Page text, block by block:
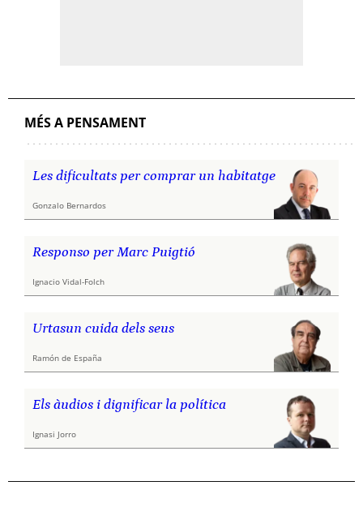
MÉS A PENSAMENT
Les dificultats per comprar un habitatge
Gonzalo Bernardos
Responso per Marc Puigtió
Ignacio Vidal-Folch
Urtasun cuida dels seus
Ramón de España
Els àudios i dignificar la política
Ignasi Jorro